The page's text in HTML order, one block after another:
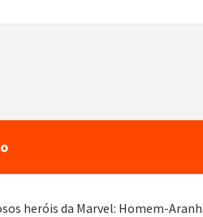
heróis da Marvel: Homem-